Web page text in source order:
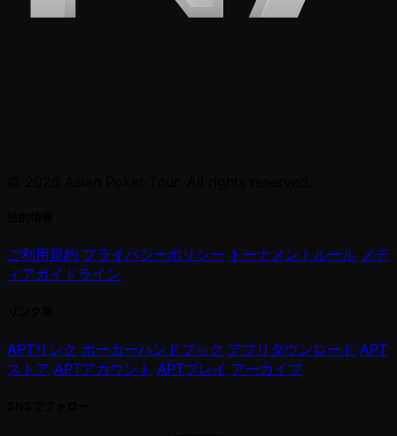
ご利用規約 プライバシーポリシー トーナメントルール メデ
ィアガイドライン
APTリンク ポーカーハンドブック アプリダウンロード APT
ストア APTアカウント APTプレイ アーカイブ